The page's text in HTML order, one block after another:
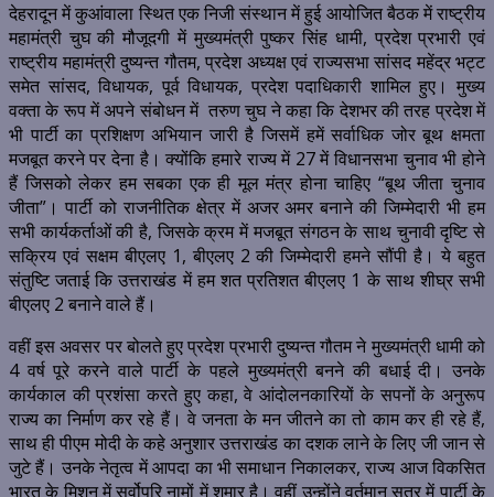
देहरादून में कुआंवाला स्थित एक निजी संस्थान में हुई आयोजित बैठक में राष्ट्रीय
महामंत्री चुघ की मौजूदगी में मुख्यमंत्री पुष्कर सिंह धामी, प्रदेश प्रभारी एवं
राष्ट्रीय महामंत्री दुष्यन्त गौतम, प्रदेश अध्यक्ष एवं राज्यसभा सांसद महेंद्र भट्ट
समेत सांसद, विधायक, पूर्व विधायक, प्रदेश पदाधिकारी शामिल हुए। मुख्य
वक्ता के रूप में अपने संबोधन में तरुण चुघ ने कहा कि देशभर की तरह प्रदेश में
भी पार्टी का प्रशिक्षण अभियान जारी है जिसमें हमें सर्वाधिक जोर बूथ क्षमता
मजबूत करने पर देना है। क्योंकि हमारे राज्य में 27 में विधानसभा चुनाव भी होने
हैं जिसको लेकर हम सबका एक ही मूल मंत्र होना चाहिए “बूथ जीता चुनाव
जीता”। पार्टी को राजनीतिक क्षेत्र में अजर अमर बनाने की जिम्मेदारी भी हम
सभी कार्यकर्ताओं की है, जिसके क्रम में मजबूत संगठन के साथ चुनावी दृष्टि से
सक्रिय एवं सक्षम बीएलए 1, बीएलए 2 की जिम्मेदारी हमने सौंपी है। ये बहुत
संतुष्टि जताई कि उत्तराखंड में हम शत प्रतिशत बीएलए 1 के साथ शीघ्र सभी
बीएलए 2 बनाने वाले हैं।
वहीं इस अवसर पर बोलते हुए प्रदेश प्रभारी दुष्यन्त गौतम ने मुख्यमंत्री धामी को
4 वर्ष पूरे करने वाले पार्टी के पहले मुख्यमंत्री बनने की बधाई दी। उनके
कार्यकाल की प्रशंसा करते हुए कहा, वे आंदोलनकारियों के सपनों के अनुरूप
राज्य का निर्माण कर रहे हैं। वे जनता के मन जीतने का तो काम कर ही रहे हैं,
साथ ही पीएम मोदी के कहे अनुशार उत्तराखंड का दशक लाने के लिए जी जान से
जुटे हैं। उनके नेतृत्व में आपदा का भी समाधान निकालकर, राज्य आज विकसित
भारत के मिशन में सर्वोपरि नामों में शुमार है। वहीं उन्होंने वर्तमान सत्र में पार्टी के